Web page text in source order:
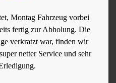
Montag Fahrzeug vorbei
fertig zur Abholung. Die
verkratzt war, finden wir
netter Service und sehr